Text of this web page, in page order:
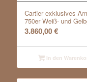
Cartier exklusives
750er Weiß- und
3.860,00€
In den